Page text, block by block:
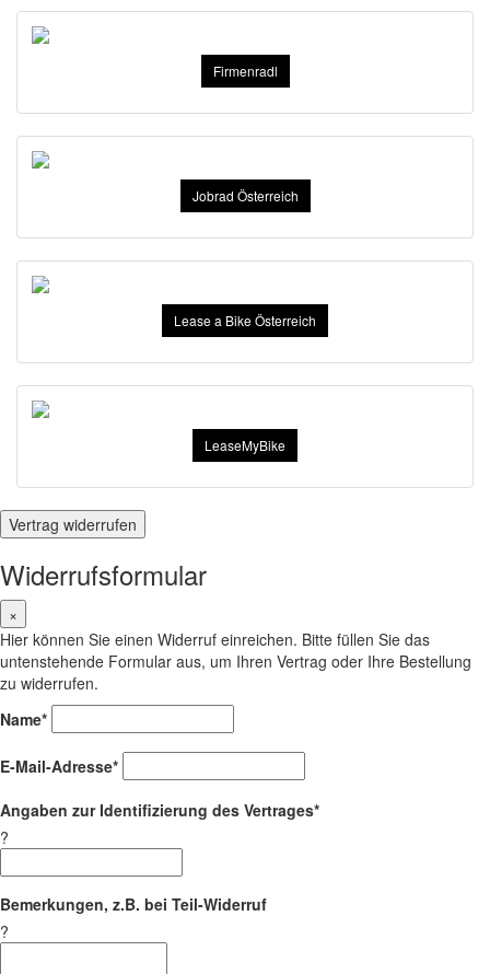
Firmenradl
Jobrad Österreich
Lease a Bike Österreich
LeaseMyBike
Vertrag widerrufen
Widerrufsformular
×
Hier können Sie einen Widerruf einreichen. Bitte füllen Sie das
untenstehende Formular aus, um Ihren Vertrag oder Ihre Bestellung
zu widerrufen.
Name*
E-Mail-Adresse*
Angaben zur Identifizierung des Vertrages*
?
Bemerkungen, z.B. bei Teil-Widerruf
?